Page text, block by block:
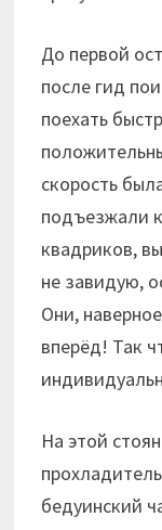
До первой
после гид
поехать
скорость
подъезжали
квадриков,
не завидую,
Они,
вперёд! Так
На этой
бедуинский